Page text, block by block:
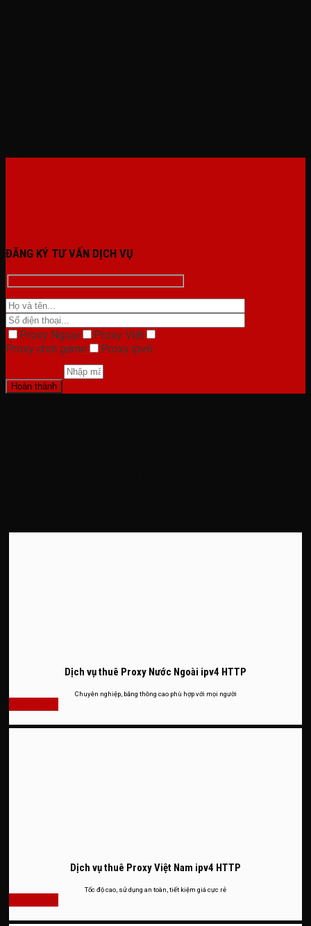
ĐĂNG KÝ TƯ VẤN DỊCH VỤ
Proxy Ngoại
Proxy Việt
Proxy chơi game
Proxy ipv6
Dịch vụ thuê Proxy Nước Ngoài ipv4 HTTP
Chuyên nghiệp, băng thông cao phù hợp với mọi người
Dịch vụ thuê Proxy Việt Nam ipv4 HTTP
Tốc độ cao, sử dụng an toàn, tiết kiệm giá cực rẻ